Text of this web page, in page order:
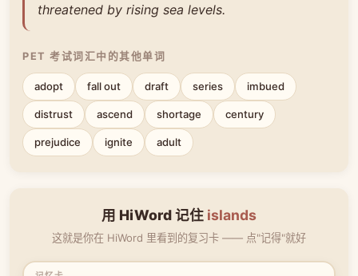
threatened by rising sea levels.
PET 考试词汇中的其他单词
adopt fall out draft series imbued
distrust ascend shortage century
prejudice ignite adult
用 HiWord 记住 islands
这就是你在 HiWord 里看到的复习卡 —— 点"记得"就好